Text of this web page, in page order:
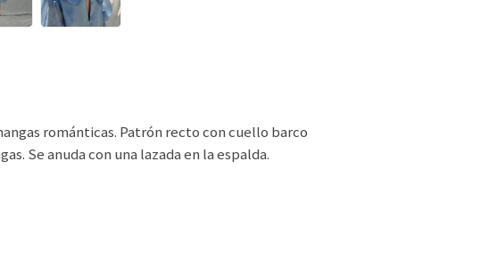
románticas. Patrón recto con cuello barco
Se anuda con una lazada en la espalda.